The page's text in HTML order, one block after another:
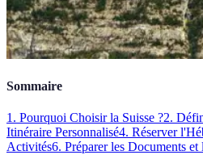
Sommaire
1. Pourquoi Choisir la Suisse ?2.
Itinéraire Personnalisé4. Réserver
Activités6. Préparer les Documents